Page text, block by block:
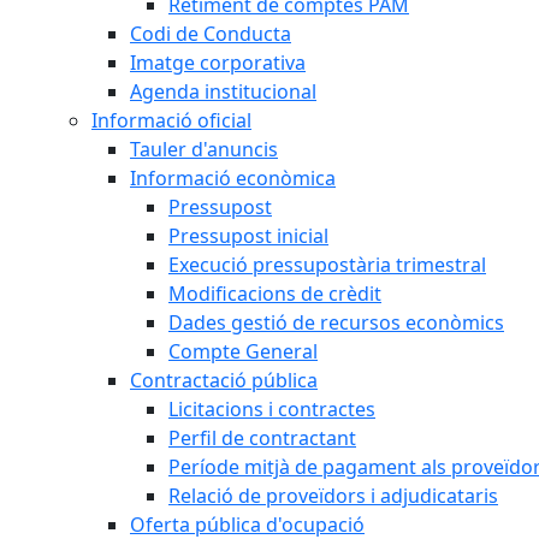
Codi de Conducta
Imatge corporativa
Agenda institucional
Informació oficial
Tauler d'anuncis
Informació econòmica
Pressupost
Pressupost inicial
Execució pressupostària trimestral
Modificacions de crèdit
Dades gestió de recursos econòmics
Compte General
Contractació pública
Licitacions i contractes
Perfil de contractant
Període mitjà de pagament als
Relació de proveïdors i adjudicataris
Oferta pública d'ocupació